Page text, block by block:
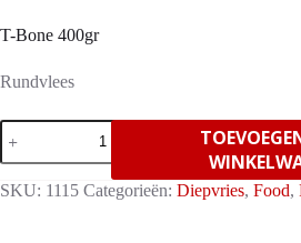
T-Bone 400gr
Rundvlees
T-
Bone
400gr
aantal
SKU: 1115 Categorieën: Diepvries, Food,